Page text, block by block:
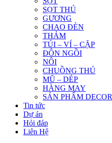
SỌT THÚ
GƯƠNG
CHAO ĐÈN
THẢM
TÚI – VÍ – CẶP
ĐÔN NGỒI
NÔI
CHUỒNG THÚ
MŨ – DÉP
HÀNG MAY
SẢN PHẨM DECOR
Tin tức
Dự án
Hỏi đáp
Liên Hệ